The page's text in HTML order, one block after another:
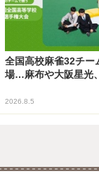
全国高校麻雀32チー
場…麻布や大阪星光
2026.8.5